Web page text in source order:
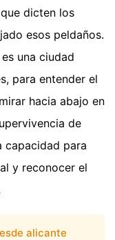
dicten los
esos peldaños.
una ciudad
para entender el
hacia abajo en
de
capacidad para
y reconocer el
alicante